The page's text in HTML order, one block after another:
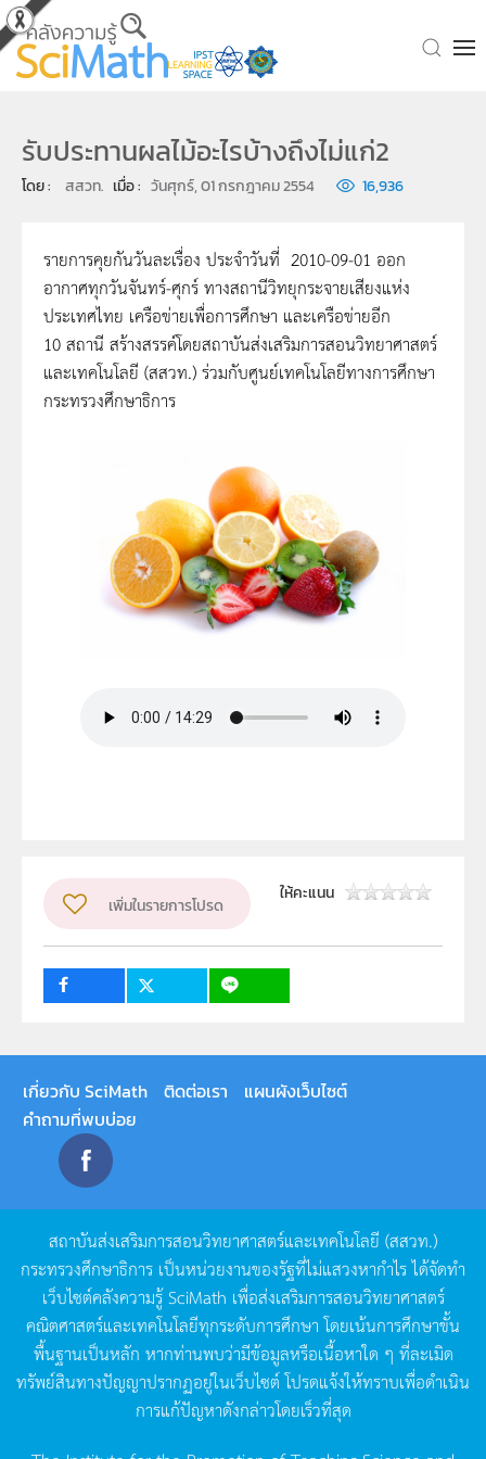
Skip to main content
รับประทานผลไม้อะไรบ้างถึงไม่แก่2
โดย : สสวท. เมื่อ : วันศุกร์, 01 กรกฎาคม 2554 16,936
รายการคุยกันวันละเรื่อง ประจำวันที่ 2010-09-01 ออก
อากาศทุกวันจันทร์-ศุกร์ ทางสถานีวิทยุกระจายเสียงแห่ง
ประเทศไทย เครือข่ายเพื่อการศึกษา และเครือข่ายอีก
10 สถานี สร้างสรรค์โดยสถาบันส่งเสริมการสอนวิทยาศาสตร์
และเทคโนโลยี (สสวท.) ร่วมกับศูนย์เทคโนโลยีทางการศึกษา
กระทรวงศึกษาธิการ
เพิ่มในรายการโปรด
ให้คะแนน
เกี่ยวกับ SciMath ติดต่อเรา
แผนผังเว็บไซต์
คำถามที่พบบ่อย
สถาบันส่งเสริมการสอนวิทยาศาสตร์และเทคโนโลยี (สสวท.)
กระทรวงศึกษาธิการ เป็นหน่วยงานของรัฐที่ไม่แสวงหากำไรได้จัดทำ
เว็บไซต์คลังความรู้SciMath เพื่อส่งเสริมการสอนวิทยาศาสตร์
คณิตศาสตร์และเทคโนโลยีทุกระดับการศึกษา โดยเน้นการศึกษาขั้น
พื้นฐานเป็นหลัก หากท่านพบว่ามีข้อมูลหรือเนื้อหาใด ๆ ที่ละเมิด
ทรัพย์สินทางปัญญาปรากฏอยู่ในเว็บไซต์โปรดแจ้งให้ทราบเพื่อดำเนิน
การแก้ปัญหาดังกล่าวโดยเร็วที่สุด